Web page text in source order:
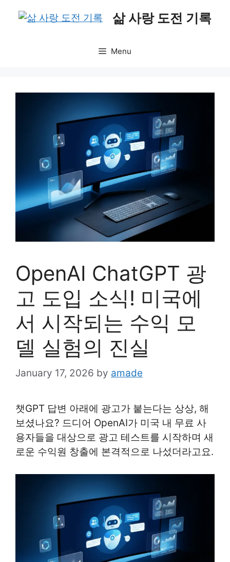
삶 사랑 도전 기록
Menu
OpenAI ChatGPT 광
고 도입 소식! 미국에
서 시작되는 수익 모
델 실험의 진실
January 17, 2026 by amade
챗GPT 답변 아래에 광고가 붙는다는 상상, 해
보셨나요? 드디어 OpenAI가 미국 내 무료 사
용자들을 대상으로 광고 테스트를 시작하며 새
로운 수익원 창출에 본격적으로 나섰더라고요.